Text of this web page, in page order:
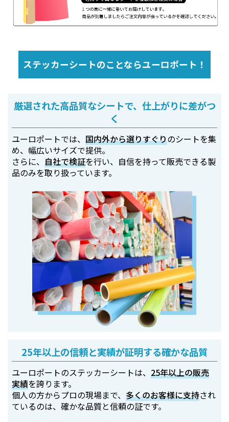
ステッカーシートのことならユーロポート！
厳選された高品質なシートで、仕上がりに差がつ
く
ユーロポートでは、国内外から選りすぐりのシートを集
め、幅広いサイズで提供。
さらに、自社で検証を行い、自信を持って販売できる製
品のみを取り扱っています。
25年以上の信頼と実績が証明する確かな品質
ユーロポートのステッカーシートは、25年以上の販売
実績を誇ります。
個人の方からプロの現場まで、多くのお客様に支持され
ているのは、確かな品質と信頼の証です。